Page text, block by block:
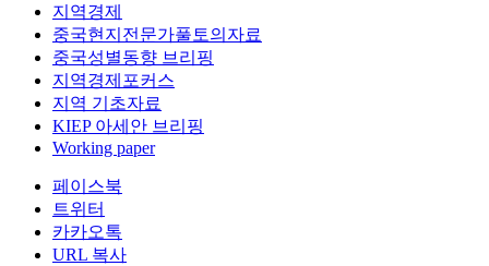
지역경제
중국현지전문가풀토의자료
중국성별동향 브리핑
지역경제포커스
지역 기초자료
KIEP 아세안 브리핑
Working paper
페이스북
트위터
카카오톡
URL 복사